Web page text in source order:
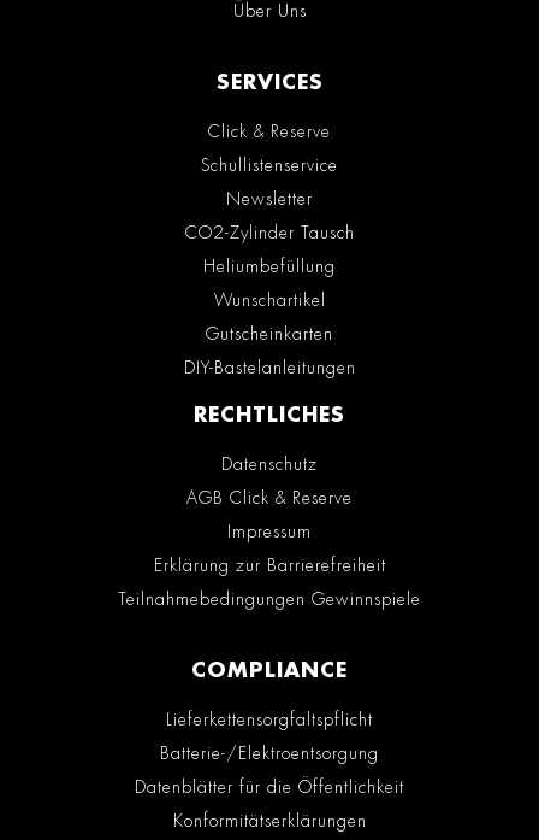
Über Uns
SERVICES
Click & Reserve
Schullistenservice
Newsletter
CO2-Zylinder Tausch
Heliumbefüllung
Wunschartikel
Gutscheinkarten
DIY-Bastelanleitungen
RECHTLICHES
Datenschutz
AGB Click & Reserve
Impressum
Erklärung zur Barrierefreiheit
Teilnahmebedingungen Gewinnspiele
COMPLIANCE
Lieferkettensorgfaltspflicht
Batterie-/Elektroentsorgung
Datenblätter für die Öffentlichkeit
Konformitätserklärungen